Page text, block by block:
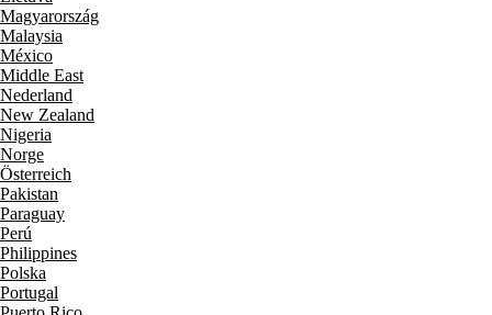
Magyarország
Malaysia
México
Middle East
Nederland
New Zealand
Nigeria
Norge
Österreich
Pakistan
Paraguay
Perú
Philippines
Polska
Portugal